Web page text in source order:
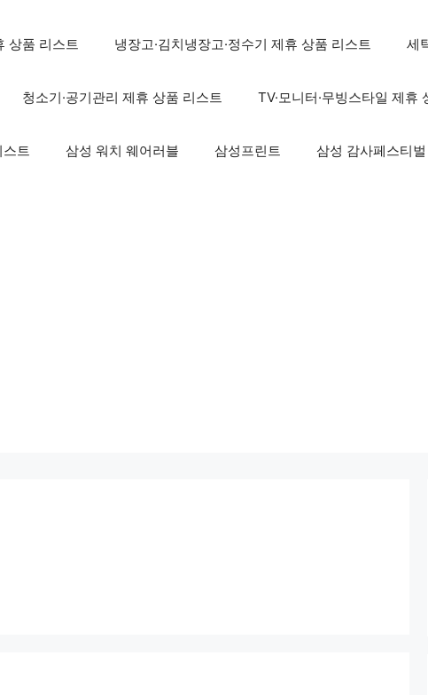
상품 리스트 냉장고·김치냉장고·정수기 제휴 상품 리스트 세
청소기·공기관리 제휴 상품 리스트 TV·모니터·무빙스타일 제휴
스트 삼성 워치 웨어러블 삼성프린트 삼성 감사페스티